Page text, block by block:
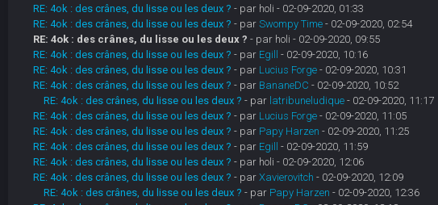
RE: 4ok : des crânes, du lisse ou les deux ? - par holi - 02-09-2020, 01:33
RE: 4ok : des crânes, du lisse ou les deux ? - par Swompy Time- 02-09-2020, 02:54
RE: 4ok : des crânes, du lisse ou les deux ? - par holi - 02-09-2020, 09:55
RE: 4ok : des crânes, du lisse ou les deux ? - par Egill
- 02-09-2020, 10:16
RE: 4ok : des crânes, du lisse ou les deux ? - par Lucius Forge- 02-09-2020, 10:31
RE: 4ok : des crânes, du lisse ou les deux ? - par BananeDC - 02-09-2020, 10:52
RE: 4ok : des crânes, du lisse ou les deux ? - par latribuneludique- 02-09-2020, 11:17
RE: 4ok : des crânes, du lisse ou les deux ? - par Lucius Forge- 02-09-2020, 11:05
RE: 4ok : des crânes, du lisse ou les deux ? - par Papy Harzen - 02-09-2020, 11:25
RE: 4ok : des crânes, du lisse ou les deux ? - par Egill
- 02-09-2020, 11:59
RE: 4ok : des crânes, du lisse ou les deux ? - par holi - 02-09-2020, 12:06
RE: 4ok : des crânes, du lisse ou les deux ? - par Xavierovitch - 02-09-2020, 12:09
RE: 4ok : des crânes, du lisse ou les deux ? - par Papy Harzen - 02-09-2020, 12:36